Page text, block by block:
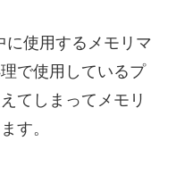
に使用するメモリマ
で使用しているプ
てしまってメモリ
す。